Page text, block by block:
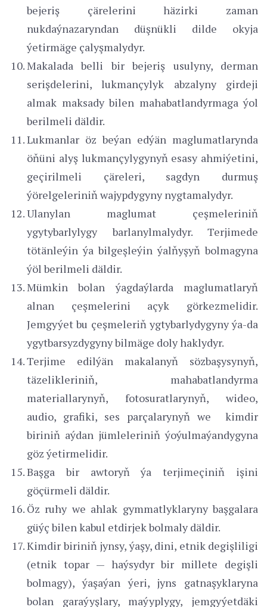
bejeriş çärelerini häzirki zaman
nukdaýnazaryndan düşnükli dilde okyja
ýetirmäge çalyşmalydyr.
Makalada belli bir bejeriş usulyny, derman
serişdelerini, lukmançylyk abzalyny girdeji
almak maksady bilen mahabatlandyrmaga ýol
berilmeli däldir.
Lukmanlar öz beýan edýän maglumatlarynda
öňüni alyş lukmançylygynyň esasy ahmiýetini,
geçirilmeli çäreleri, sagdyn durmuş
ýörelgeleriniň wajypdygyny nygtamalydyr.
Ulanylan maglumat çeşmeleriniň
ygytybarlylygy barlanylmalydyr. Terjimede
tötänleýin ýa bilgeşleýin ýalňyşyň bolmagyna
ýöl berilmeli däldir.
Mümkin bolan ýagdaýlarda maglumatlaryň
alnan çeşmelerini açyk görkezmelidir.
Jemgyýet bu çeşmeleriň ygtybarlydygyny ýa-da
ygytbarsyzdygyny bilmäge doly haklydyr.
Terjime edilýän makalanyň sözbaşysynyň,
täzelikleriniň, mahabatlandyrma
materiallarynyň, fotosuratlarynyň, wideo,
audio, grafiki, ses parçalarynyň we kimdir
biriniň aýdan jümleleriniň ýoýulmaýandygyna
göz ýetirmelidir.
Başga bir awtoryň ýa terjimeçiniň işini
göçürmeli däldir.
Öz ruhy we ahlak gymmatlyklaryny başgalara
güýç bilen kabul etdirjek bolmaly däldir.
Kimdir biriniň jynsy, ýaşy, dini, etnik degişliligi
(etnik topar — haýsydyr bir millete degişli
bolmagy), ýaşaýan ýeri, jyns gatnaşyklaryna
bolan garaýyşlary, maýyplygy, jemgyýetdäki